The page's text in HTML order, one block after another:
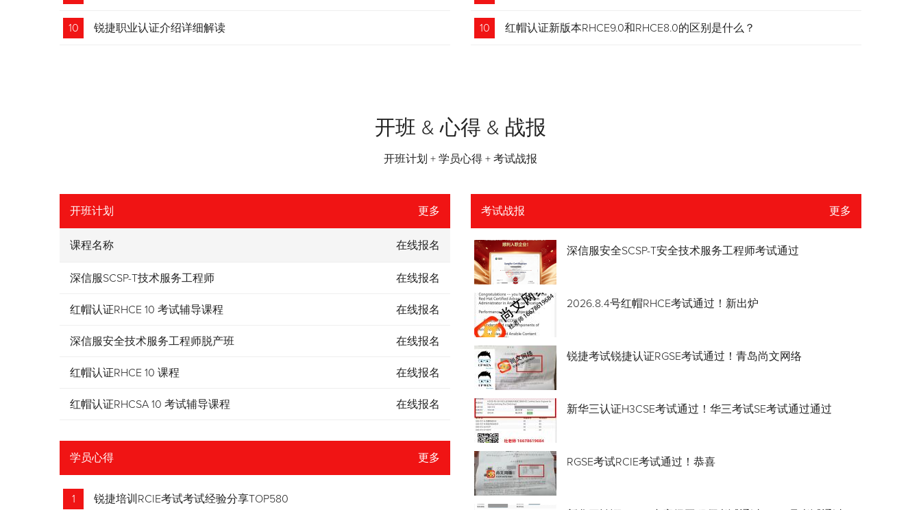
10 锐捷职业认证介绍详细解读 收藏！
10 红帽认证新版本RHCE9.0和RHCE8.0的区别是什么？
开班 & 心得 & 战报
开班计划 + 学员心得 + 考试战报
开班计划 更多
课程名称 在线报名
深信服SCSP-T技术服务工程师 在线报名
红帽认证RHCE 10 考试辅导课程 在线报名
深信服安全技术服务工程师脱产班 在线报名
红帽认证RHCE 10 课程 在线报名
红帽认证RHCSA 10 考试辅导课程 在线报名
学员心得 更多
1 锐捷培训RCIE考试考试经验分享TOP580
考试战报 更多
深信服安全SCSP-T安全技术服务工程师考试通过
2026.8.4号红帽RHCE考试通过！新出炉
锐捷考试锐捷认证RGSE考试通过！青岛尚文网络
新华三认证H3CSE考试通过！华三考试SE考试通过通过
RGSE考试RCIE考试通过！恭喜